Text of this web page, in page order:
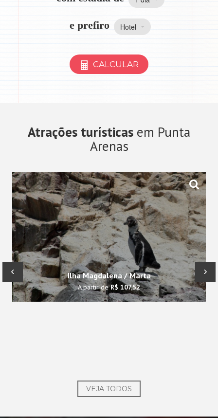
e prefiro Hotel
CALCULAR
Atrações turísticas em Punta
Arenas
Ilha Magdalena / Marta
A partir deR$ 107,52
‹ ›
VEJA TODOS